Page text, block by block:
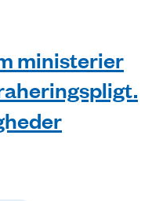
ministerier